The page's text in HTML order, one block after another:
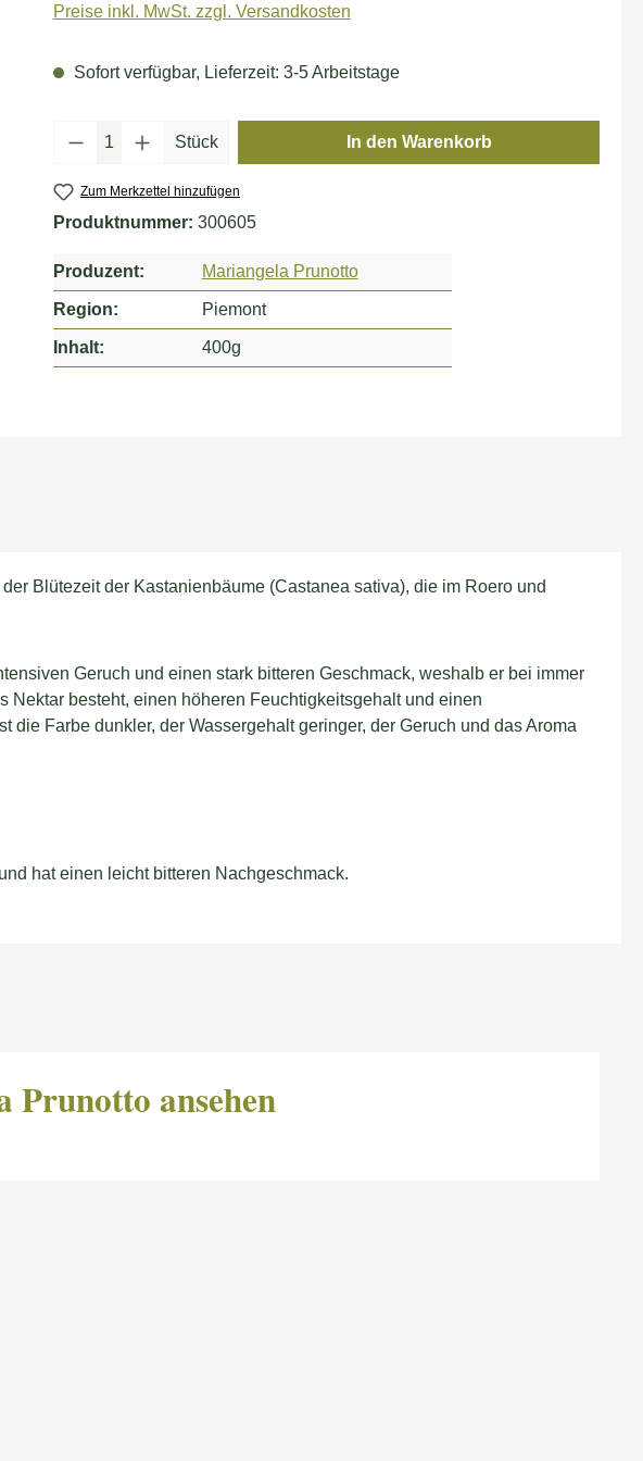
Preise inkl. MwSt. zzgl. Versandkosten
Sofort verfügbar, Lieferzeit: 3-5 Arbeitstage
Produkt Anzahl: Gib den gewünschten Wert ein
Stück In den Warenkorb
Zum Merkzettel hinzufügen
Produktnummer: 300605
Produzent: Mariangela Prunotto
Region: Piemont
Inhalt: 400g
Blütezeit der Kastanienbäume (Castanea sativa), die im Roero und
Geruch und einen stark bitteren Geschmack, weshalb er bei immer
besteht, einen höheren Feuchtigkeitsgehalt und einen
Farbe dunkler, der Wassergehalt geringer, der Geruch und das Aroma
hat einen leicht bitteren Nachgeschmack.
ansehen